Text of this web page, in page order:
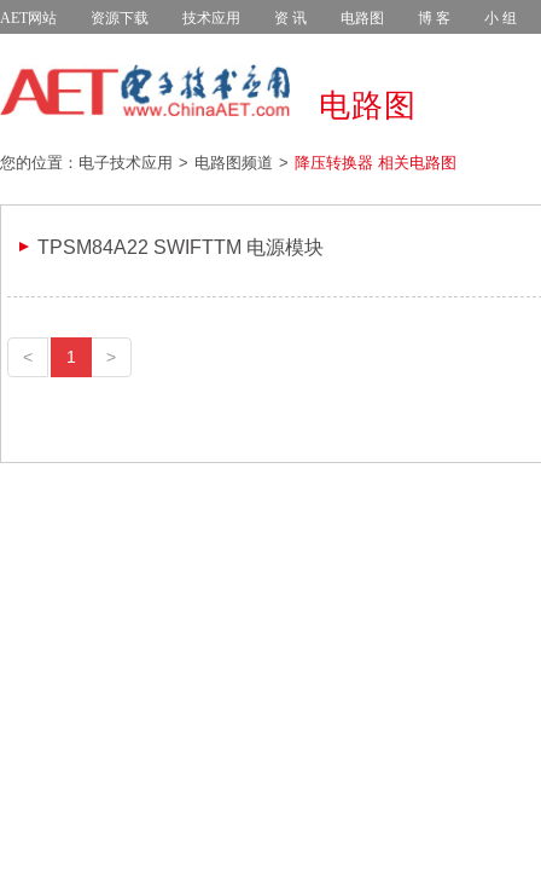
AET网站 资源下载 技术应用 资 讯 电路图 博 客 小 组
电路图
您的位置：电子技术应用 电路图频道 降压转换器 相关电路图
TPSM84A22 SWIFTTM 电源模块
< 1 >